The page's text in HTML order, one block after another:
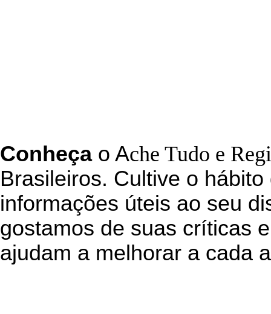
Conheçao Ache Tudo e
Brasileiros. Cultive o
informações úteis ao seu
gostamos de suas críticas
ajudam a melhorar a cada